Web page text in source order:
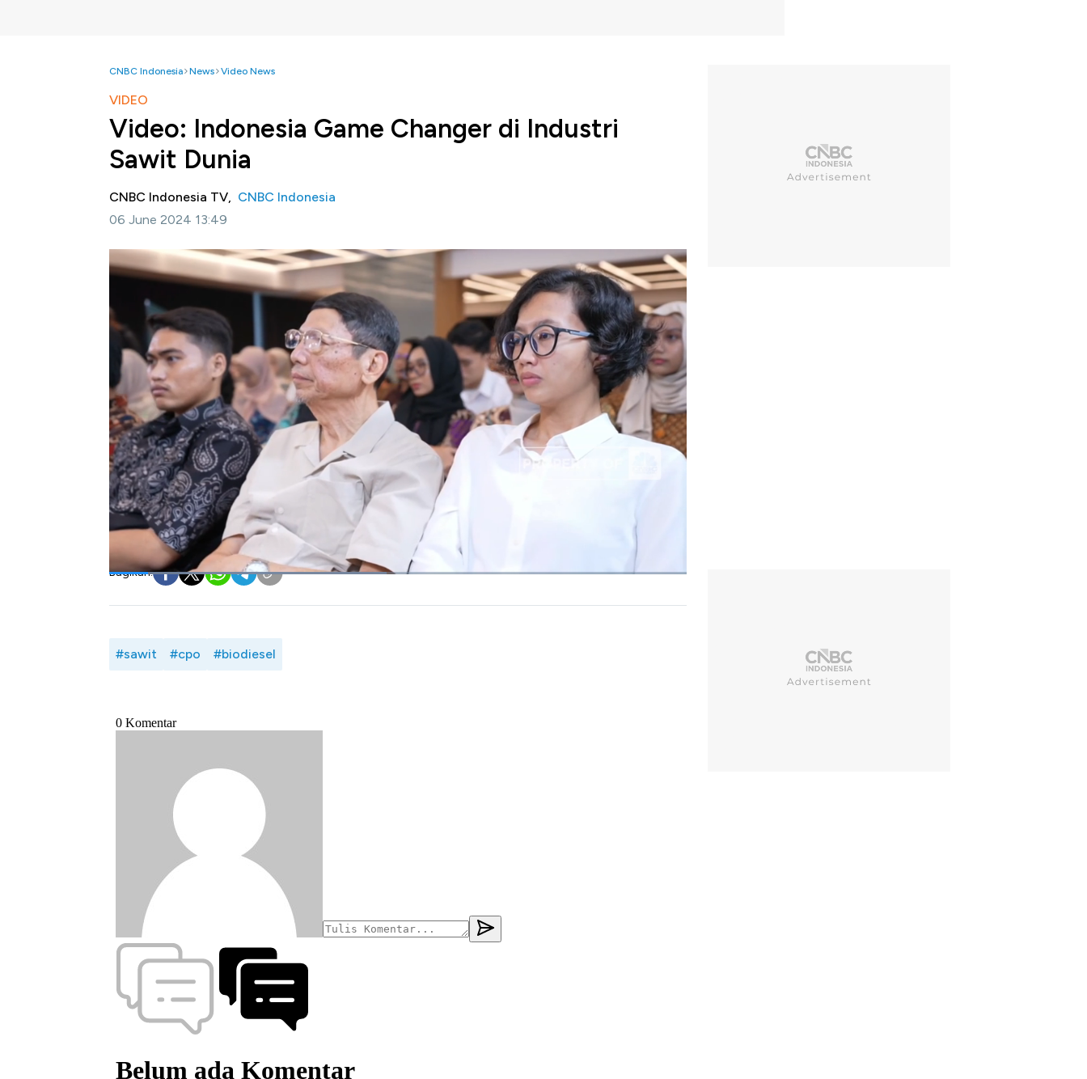
CNBC Indonesia News Video News
VIDEO
Video: Indonesia Game Changer di Industri
Sawit Dunia
CNBC Indonesia TV, CNBC Indonesia
06 June 2024 13:49
Jakarta, CNBC Indonesia- Direktur Eksekutif PASPI Tungkot Sipayung mengungkapkan Indonesia
menjadi 'influencer' dan game changer dunia untuk kelapa sawit, baik sebagai salah satu produsen
terbesar maupun pengaruhnya di dunia.
Dia menyebutkan sejak 2018 sudah ada tiga instrumen menjaga pasar dan meneguhkan pengaruh
dunia. Ketiga instrumen tersebut adalah hilirisasi, mandatory biodiesel, dan pungutan ekspor.
Hilirisasi menurutnya telah menarik perhatian dunia dengan mengubahnya menjadi bahan pangan
yakni minyak goreng, hingga bahan bakar yakni biofuel dan oleokimia kompleks.
Dia menegaskan, ekspor sawit pun telah menopang neraca perdagangan tanah air dari tahun ke
tahun. Devisa sawit menurutnya hampir US$ 40 miliar dan masih ada komponen lain yang bisa
dimaksimalkan, misalnya dari devisa subtitusi impor bahan bakar. Dengan begitu, total devisa yang
bisa disumbangkan bisa mencapai hampir US$ 50 miliar.
Selengkapnya dalam Special Dialogue CNBC Indonesia, "Strategi Meningkatkan Daya Saing Kelapa
Sawit Indonesia Melalui Hilirisasi" di Jakarta, Kamis (6/6/2024).
Bagikan:
#sawit #cpo #biodiesel